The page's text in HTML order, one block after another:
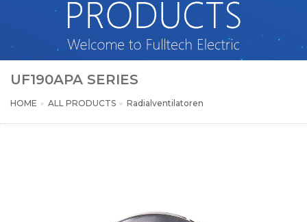
UF190APA SERIES
HOME ALL PRODUCTS Radialventilatoren